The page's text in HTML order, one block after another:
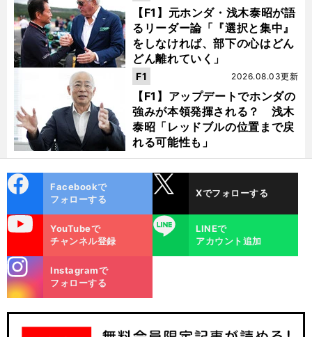
【F1】元ホンダ・浅木泰昭が語
るリーダー論「『選択と集中』
をしなければ、部下の心はどん
どん離れていく」
【F1】アップデートでホンダの
強みが本領発揮される？ 浅木
泰昭「レッドブルの位置まで戻
れる可能性も」
2026.08.03更新
F1
ok
Facebookで
フォローする
Xでフォローする
YouTubeで
チャンネル登録
LINE
LINEで
アカウント追加
m
Instagramで
フォローする